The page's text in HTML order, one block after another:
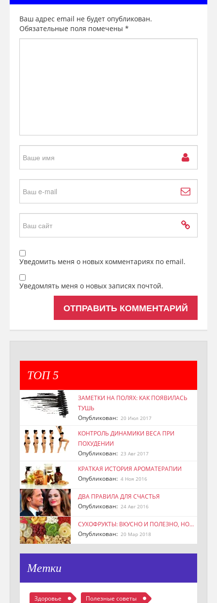
Ваш адрес email не будет опубликован.
Обязательные поля помечены *
Уведомить меня о новых комментариях по email.
Уведомлять меня о новых записях почтой.
ТОП 5
ЗАМЕТКИ НА ПОЛЯХ: КАК ПОЯВИЛАСЬ
ТУШЬ
Опубликован: 20 Июл 2017
КОНТРОЛЬ ДИНАМИКИ ВЕСА ПРИ
ПОХУДЕНИИ
Опубликован: 23 Авг 2017
КРАТКАЯ ИСТОРИЯ АРОМАТЕРАПИИ
Опубликован: 4 Ноя 2016
ДВА ПРАВИЛА ДЛЯ СЧАСТЬЯ
Опубликован: 24 Авг 2016
СУХОФРУКТЫ: ВКУСНО И ПОЛЕЗНО, НО…
Опубликован: 20 Мар 2018
Метки
Здоровье Полезные советы